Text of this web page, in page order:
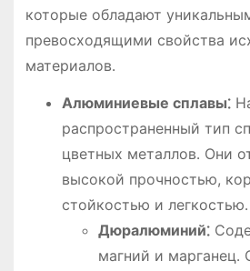
которые обладают
превосходящими свойства
материалов․
Алюминиевые сплавы⁚
распространенный тип
цветных металлов․ Они
высокой прочностью,
стойкостью и легкостью․
Дюралюминий⁚
магний и марганец․